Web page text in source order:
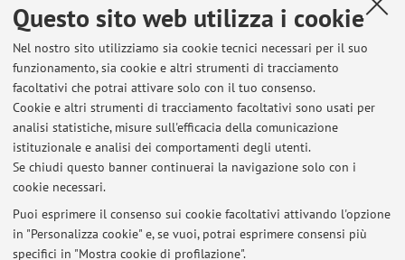
Questo sito web utilizza i cookie
Nel nostro sito utilizziamo sia cookie tecnici necessari per il suo
funzionamento, sia cookie e altri strumenti di tracciamento
facoltativi che potrai attivare solo con il tuo consenso.
Cookie e altri strumenti di tracciamento facoltativi sono usati per
analisi statistiche, misure sull'efficacia della comunicazione
istituzionale e analisi dei comportamenti degli utenti.
Se chiudi questo banner continuerai la navigazione solo con i
cookie necessari.
Puoi esprimere il consenso sui cookie facoltativi attivando l'opzione
in "Personalizza cookie" e, se vuoi, potrai esprimere consensi più
specifici in "Mostra cookie di profilazione".
Orario di ricevimento
Ricevimento previo appuntamento per e-mail:
marco.lombardo@unibo.it
Ultimi avvisi